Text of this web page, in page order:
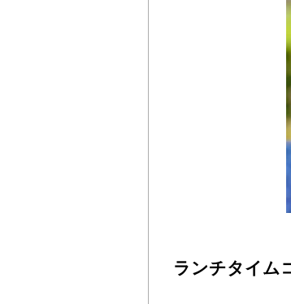
ランチタイム